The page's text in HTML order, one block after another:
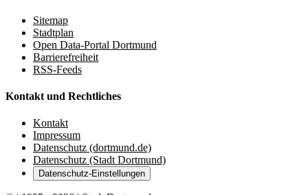
Sitemap
Stadtplan
Open Data-Portal Dortmund
Barrierefreiheit
RSS-Feeds
Kontakt und Rechtliches
Kontakt
Impressum
Datenschutz (dortmund.de)
Datenschutz (Stadt Dortmund)
Datenschutz-Einstellungen